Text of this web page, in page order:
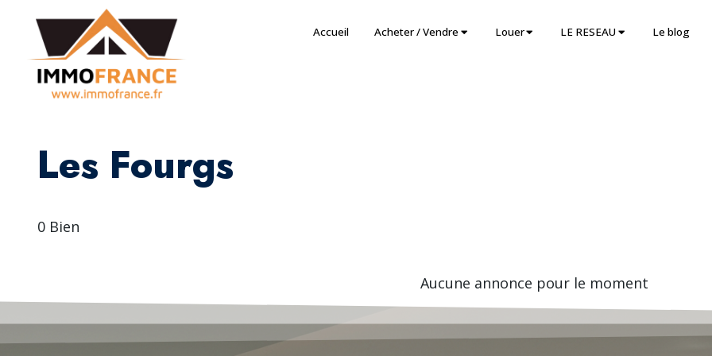
Accueil Acheter / Vendre Louer LE RESEAU Le blog
Les Fourgs
0 Bien
Aucune annonce pour le moment